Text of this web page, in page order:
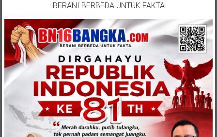
BERANI BERBEDA UNTUK FAKTA